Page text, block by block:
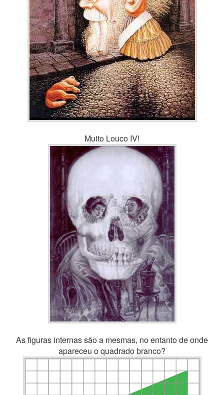
Muito Louco IV!
As figuras internas são a mesmas, no entanto de onde
apareceu o quadrado branco?